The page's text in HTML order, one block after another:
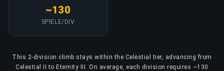
~130
SPIELE/DIV
This 2-division climb stays within the Celestial tier, advancing from
Celestial II to Eternity III. On average, each division requires ~130